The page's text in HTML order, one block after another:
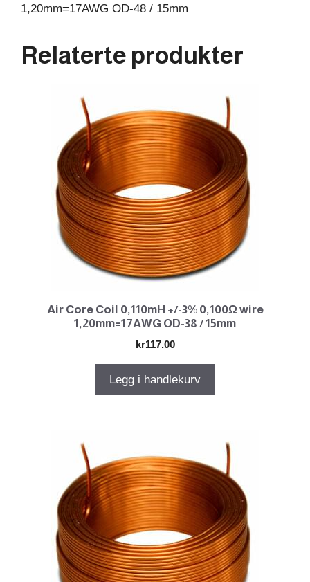
1,20mm=17AWG OD-48 / 15mm
Relaterte produkter
Air Core Coil 0,110mH +/-3% 0,100Ω wire
1,20mm=17AWG OD-38 / 15mm
kr117.00
Legg i handlekurv